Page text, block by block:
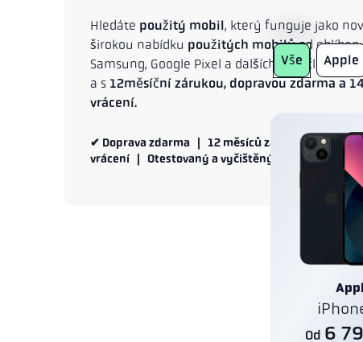
Hledáte použitý mobil, který funguje jako
širokou nabídku použitých mobilůod
Samsung, Google Pixel a dalších – pečlivě
a s 12měsíční zárukou, dopravou zdarma a
vrácení.
✔ Doprava zdarma | 12 měsíců záruky |
vrácení | Otestovaný a vyčištěný
Značka
Vše
Apple
Od 6